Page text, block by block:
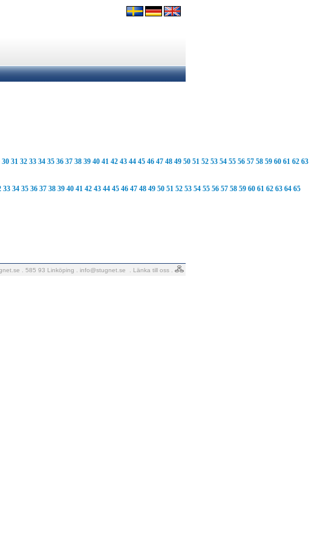
30 31 32 33 34 35 36 37 38 39 40 41 42 43 44 45 46 47 48 49 50 51 52 53 54 55 56 57 58 59 60 61 62 63
33 34 35 36 37 38 39 40 41 42 43 44 45 46 47 48 49 50 51 52 53 54 55 56 57 58 59 60 61 62 63 64 65
. 585 93 Linköping . info@stugnet.se Länka till oss